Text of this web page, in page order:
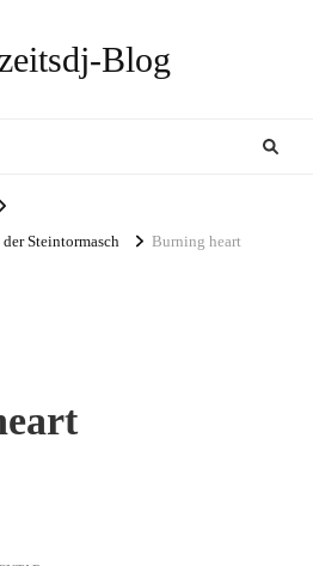
Blog
Steintormasch Burning heart